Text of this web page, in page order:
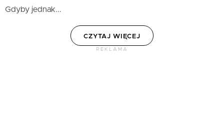
Gdyby jednak...
CZYTAJ WIĘCEJ
REKLAMA